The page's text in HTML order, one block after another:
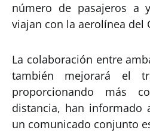
número de pasajeros a
viajan con la aerolínea del
La colaboración entre
también mejorará el
proporcionando más
distancia, han informado
un comunicado conjunto